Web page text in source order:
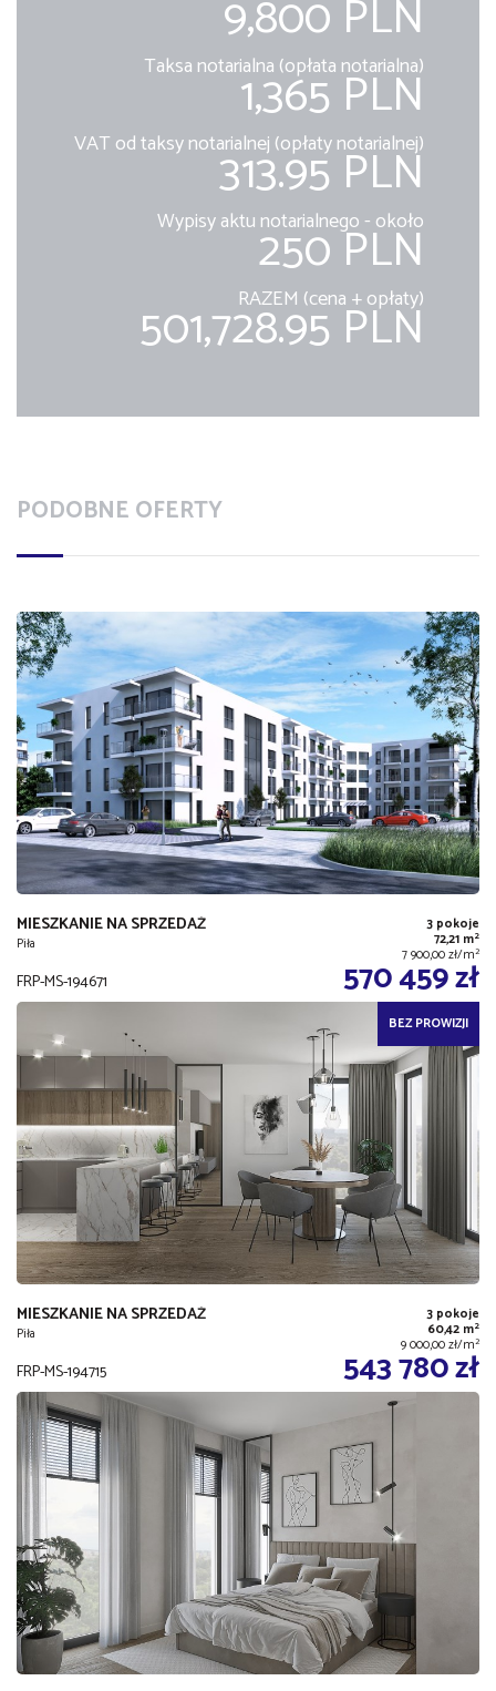
9,800 PLN
Taksa notarialna (opłata notarialna)
1,365 PLN
VAT od taksy notarialnej (opłaty notarialnej)
313.95 PLN
Wypisy aktu notarialnego - około
250 PLN
RAZEM (cena + opłaty)
501,728.95 PLN
PODOBNE OFERTY
MIESZKANIE NA SPRZEDAŻ
Piła
3 pokoje
72,21 m2
7 900,00 zł/m2
FRP-MS-194671 570 459 zł
BEZ PROWIZJI
MIESZKANIE NA SPRZEDAŻ
Piła
3 pokoje
60,42 m2
9 000,00 zł/m2
FRP-MS-194715 543 780 zł